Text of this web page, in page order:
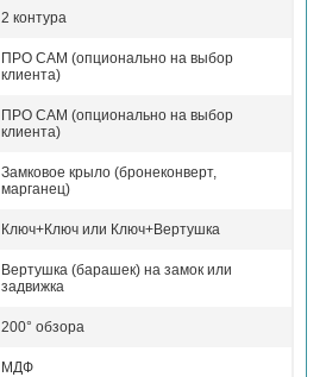
2 контура
ПРО САМ (опционально на выбор
клиента)
ПРО САМ (опционально на выбор
клиента)
Замковое крыло (бронеконверт,
марганец)
Ключ+Ключ или Ключ+Вертушка
Вертушка (барашек) на замок или
задвижка
200° обзора
МДФ